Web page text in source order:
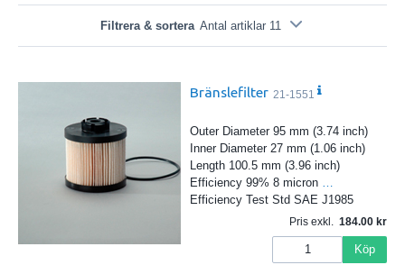
Filtrera & sortera Antal artiklar 11
Bränslefilter 21-1551
Outer Diameter 95 mm (3.74 inch)
Inner Diameter 27 mm (1.06 inch)
Length 100.5 mm (3.96 inch)
Efficiency 99% 8 micron
Efficiency Test Std SAE J1985
Pris exkl. 184.00
Köp